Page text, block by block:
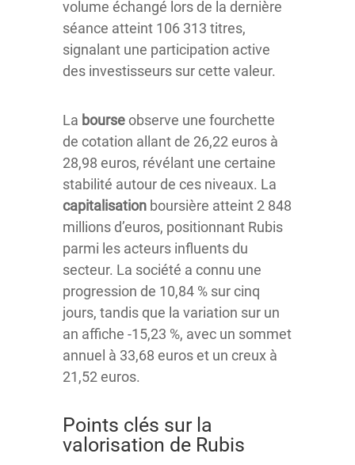
volume échangé lors de la dernière
séance atteint 106 313 titres,
signalant une participation active
des investisseurs sur cette valeur.
La bourseobserve une fourchette
de cotation allant de 26,22 euros à
28,98 euros, révélant une certaine
stabilité autour de ces niveaux. La
capitalisation boursière atteint 2 848
millions d’euros, positionnant Rubis
parmi les acteurs influents du
secteur. La société a connu une
progression de 10,84 % sur cinq
jours, tandis que la variation sur un
an affiche -15,23 %, avec un sommet
annuel à 33,68 euros et un creux à
21,52 euros.
Points clés sur la
valorisation de Rubis